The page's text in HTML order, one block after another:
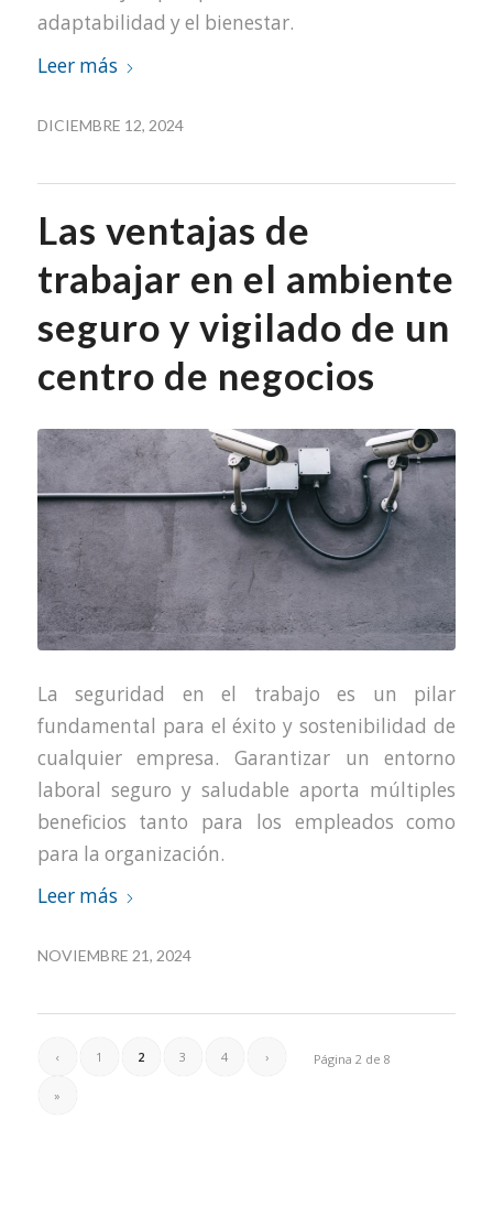
adaptabilidad y el bienestar.
Leer más
DICIEMBRE 12, 2024
Las ventajas de
trabajar en el ambiente
seguro y vigilado de un
centro de negocios
La seguridad en el trabajo es un pilar
fundamental para el éxito y sostenibilidad de
cualquier empresa. Garantizar un entorno
laboral seguro y saludable aporta múltiples
beneficios tanto para los empleados como
para la organización.
Leer más
NOVIEMBRE 21, 2024
Página 2 de 8
‹ 1 2 3 4 ›
»